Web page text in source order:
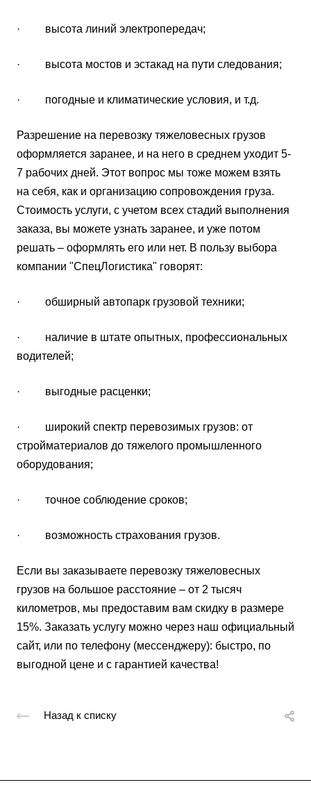
· высота линий электропередач;
· высота мостов и эстакад на пути следования;
· погодные и климатические условия, и т.д.
Разрешение на перевозку тяжеловесных грузов
оформляется заранее, и на него в среднем уходит 5-
7 рабочих дней. Этот вопрос мы тоже можем взять
на себя, как и организацию сопровождения груза.
Стоимость услуги, с учетом всех стадий выполнения
заказа, вы можете узнать заранее, и уже потом
решать – оформлять его или нет. В пользу выбора
компании "СпецЛогистика" говорят:
· обширный автопарк грузовой техники;
· наличие в штате опытных, профессиональных
водителей;
· выгодные расценки;
· широкий спектр перевозимых грузов: от
стройматериалов до тяжелого промышленного
оборудования;
· точное соблюдение сроков;
· возможность страхования грузов.
Если вы заказываете перевозку тяжеловесных
грузов на большое расстояние – от 2 тысяч
километров, мы предоставим вам скидку в размере
15%. Заказать услугу можно через наш официальный
сайт, или по телефону (мессенджеру): быстро, по
выгодной цене и с гарантией качества!
Назад к списку